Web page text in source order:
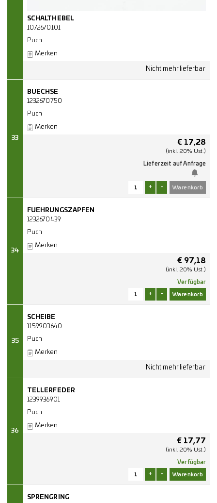
SCHALTHEBEL
1072670101
Puch
Merken
33
BUECHSE
1232670750
Puch
Merken
€ 17,28
(inkl. 20% Ust.)
Lieferzeit auf Anfrage
+ -
34
FUEHRUNGSZAPFEN
1232670439
Puch
Merken
€ 97,18
(inkl. 20% Ust.)
Verfügbar
+ -
35
SCHEIBE
1159903640
Puch
Merken
36
TELLERFEDER
1239936901
Puch
Merken
€ 17,77
(inkl. 20% Ust.)
Verfügbar
+ -
SPRENGRING